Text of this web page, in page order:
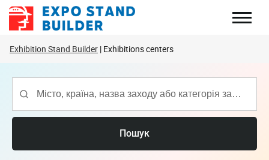
Перейти
Exhibition Stand Builder Exhibitions centers
Пошук